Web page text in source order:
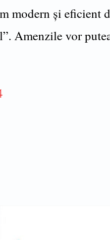
modern și eficient
Amenzile vor